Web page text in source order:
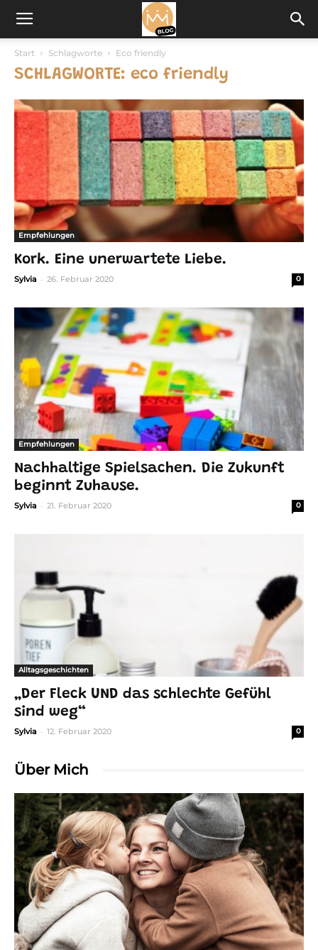
Start Schlagworte Eco friendly
SCHLAGWORTE: eco friendly
Empfehlungen
Kork. Eine unerwartete Liebe.
Sylvia - 26. Februar 2020 0
Empfehlungen
Nachhaltige Spielsachen. Die Zukunft
beginnt Zuhause.
Sylvia - 21. Februar 2020 0
Alltagsgeschichten
„Der Fleck UND das schlechte Gefühl
sind weg“
Sylvia - 12. Februar 2020 0
Über Mich